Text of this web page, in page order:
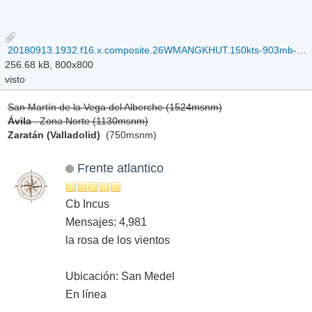
20180913.1932.f16.x.composite.26WMANGKHUT.150kts-903mb-152N-1279E.097pc.jpg
256.68 kB, 800x800
visto
San Martín de la Vega del Alberche (1524msnm)
Ávila. Zona Norte (1130msnm)
Zaratán (Valladolid) (750msnm)
Frente atlantico
Cb Incus
Mensajes: 4,981
la rosa de los vientos
Ubicación: San Medel
En línea